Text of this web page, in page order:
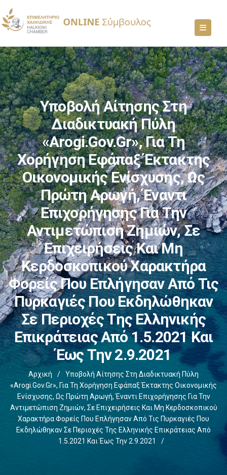
Υποβολή Αίτησης Στη
Διαδικτυακή Πύλη
«arogi.gov.gr», Για Τη
Χορήγηση Εφάπαξ Έκτακτης
Οικονομικής Ενίσχυσης, Ως
Πρώτη Αρωγή, Έναντι
Επιχορήγησης Για Την
Αντιμετώπιση Ζημιών, Σε
Επιχειρήσεις Και Μη
Κερδοσκοπικού Χαρακτήρα
Φορείς Που Επλήγησαν Από Τις
Πυρκαγιές Που Εκδηλώθηκαν
Σε Περιοχές Της Ελληνικής
Επικράτειας Από 1.5.2021 Και
Έως Την 2.9.2021
Αρχική /
Υποβολή Αίτησης Στη Διαδικτυακή Πύλη
«arogi.gov.gr», Για Τη Χορήγηση Εφάπαξ Έκτακτης Οικονομικής
Ενίσχυσης, Ως Πρώτη Αρωγή, Έναντι Επιχορήγησης Για Την
Αντιμετώπιση Ζημιών, Σε Επιχειρήσεις Και Μη Κερδοσκοπικού
Χαρακτήρα Φορείς Που Επλήγησαν Από Τις Πυρκαγιές Που
Εκδηλώθηκαν Σε Περιοχές Της Ελληνικής Επικράτειας Από
1.5.2021 Και Έως Την 2.9.2021
/